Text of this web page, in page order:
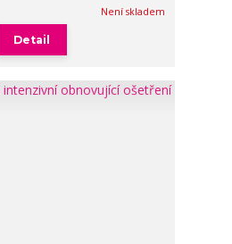
Není skladem
Detail